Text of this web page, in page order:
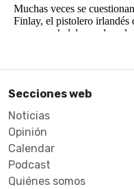
Secciones web
Noticias
Opinión
Calendar
Podcast
Quiénes somos